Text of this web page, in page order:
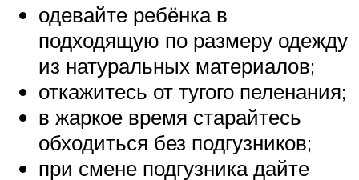
одевайте ребёнка в
подходящую по размеру одежду
из натуральных материалов;
откажитесь от тугого пеленания;
в жаркое время старайтесь
обходиться без подгузников;
при смене подгузника дайте